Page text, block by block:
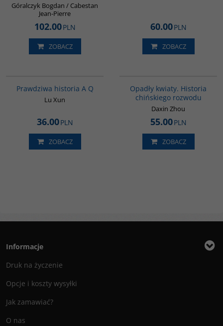
Góralczyk Bogdan / Cabestan
Jean-Pierre
102.00PLN
ZOBACZ
60.00PLN
ZOBACZ
Prawdziwa historia A Q
Lu Xun
36.00PLN
ZOBACZ
Opadły kwiaty. Historia
chińskiego rozwodu
Daxin Zhou
55.00PLN
ZOBACZ
Informacje
Druk na życzenie
Opcje i koszty wysyłki
Jak zamawiać?
O nas